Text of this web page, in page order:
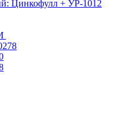
Цинкофулл + УР-1012